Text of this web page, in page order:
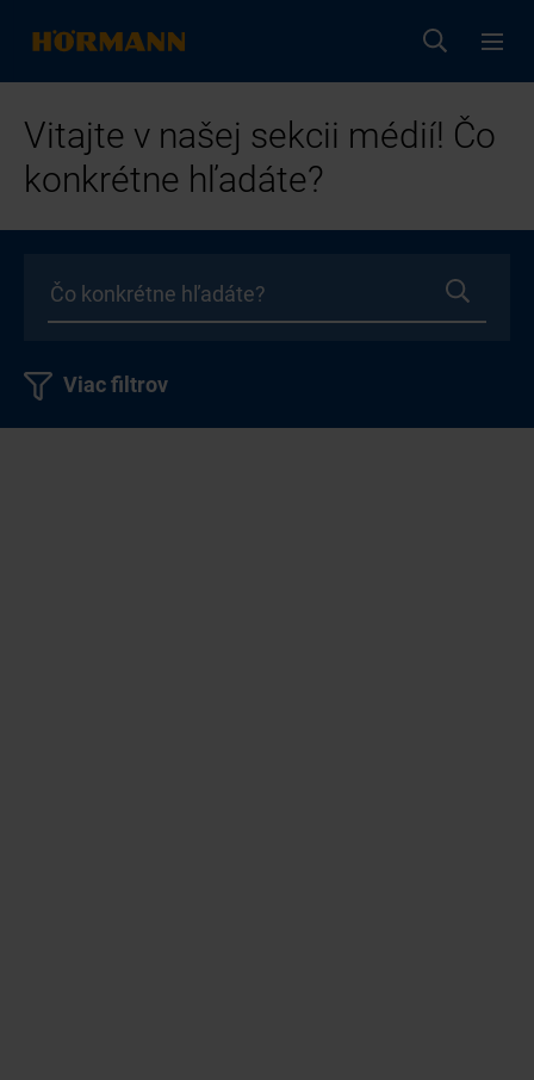
Vitajte v našej sekcii médií! Čo
konkrétne hľadáte?
Viac filtrov